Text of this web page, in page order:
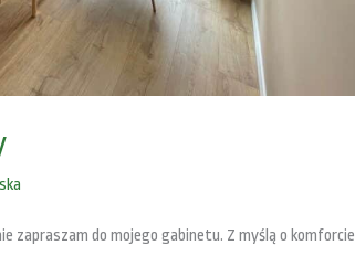
zapraszam do mojego gabinetu. Z myślą o komforcie